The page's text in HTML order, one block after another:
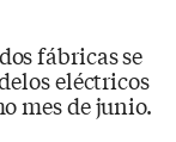
fábricas se
eléctricos
mes de junio.